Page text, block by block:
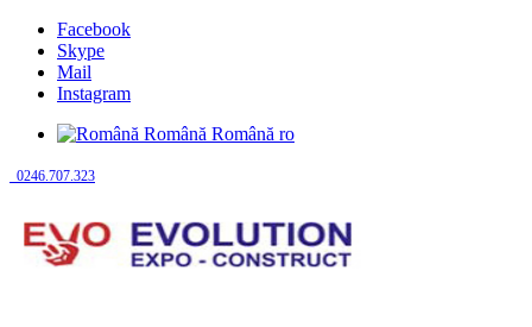
Facebook
Skype
Mail
Instagram
Română Română ro
0246.707.323